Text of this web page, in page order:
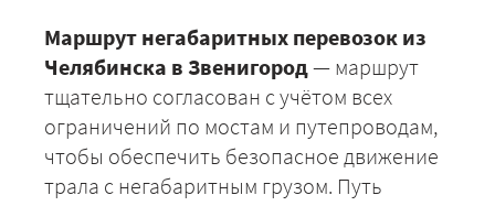
Маршрут негабаритных перевозок из
Челябинска в Звенигород— маршрут
тщательно согласован с учётом всех
ограничений по мостам и путепроводам,
чтобы обеспечить безопасное движение
трала с негабаритным грузом. Путь
ЗАКАЗАТЬ